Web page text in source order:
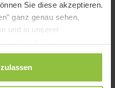
Sie diese akzeptieren.
ganz genau sehen,
und in unserer
Ihre Zustimmung